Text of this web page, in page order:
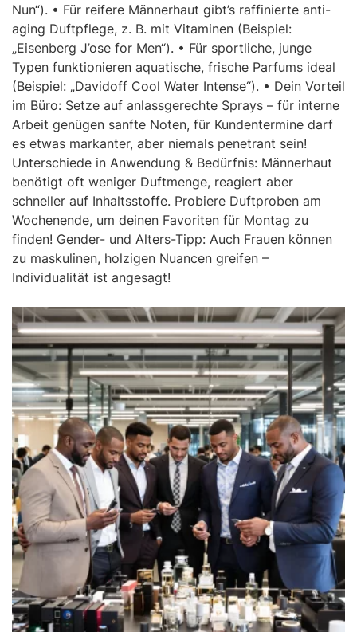
Nun“). • Für reifere Männerhaut gibt’s raffinierte anti-
aging Duftpflege, z. B. mit Vitaminen (Beispiel:
„Eisenberg J’ose for Men“). • Für sportliche, junge
Typen funktionieren aquatische, frische Parfums ideal
(Beispiel: „Davidoff Cool Water Intense“). • Dein Vorteil
im Büro: Setze auf anlassgerechte Sprays – für interne
Arbeit genügen sanfte Noten, für Kundentermine darf
es etwas markanter, aber niemals penetrant sein!
Unterschiede in Anwendung & Bedürfnis: Männerhaut
benötigt oft weniger Duftmenge, reagiert aber
schneller auf Inhaltsstoffe. Probiere Duftproben am
Wochenende, um deinen Favoriten für Montag zu
finden! Gender- und Alters-Tipp: Auch Frauen können
zu maskulinen, holzigen Nuancen greifen –
Individualität ist angesagt!